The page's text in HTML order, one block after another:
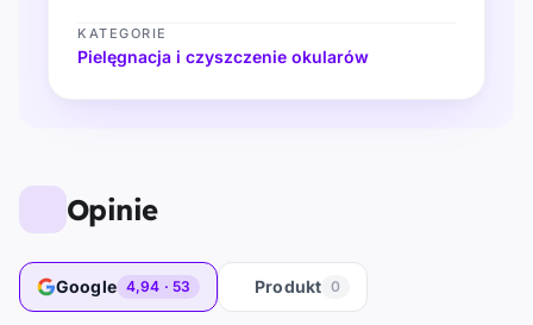
KATEGORIE
Pielęgnacja i czyszczenie okularów
Opinie
Google 4,94 · 53 Produkt 0